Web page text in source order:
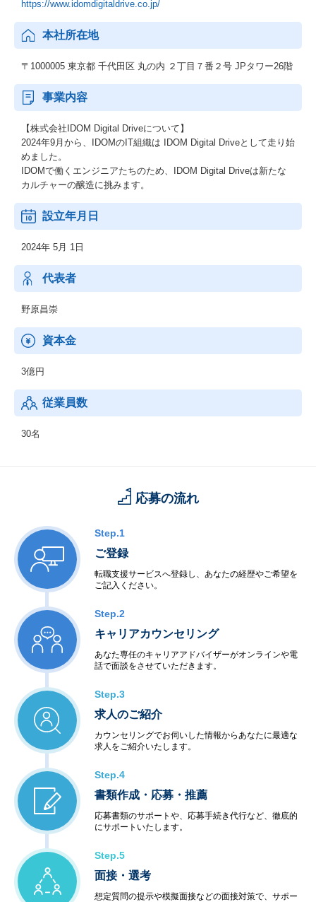
https://www.idomdigitaldrive.co.jp/
本社所在地
〒1000005 東京都 千代田区 丸の内 ２丁目７番２号 JPタワー26階
事業内容
【株式会社IDOM Digital Driveについて】
2024年9月から、IDOMのIT組織は IDOM Digital Driveとして走り始
めました。
IDOMで働くエンジニアたちのため、IDOM Digital Driveは新たな
カルチャーの醸造に挑みます。
設立年月日
2024年 5月 1日
代表者
野原昌崇
資本金
3億円
従業員数
30名
応募の流れ
Step.1
ご登録
転職支援サービスへ登録し、あなたの経歴やご希望を
ご記入ください。
Step.2
キャリアカウンセリング
あなた専任のキャリアアドバイザーがオンラインや電
話で面談をさせていただきます。
Step.3
求人のご紹介
カウンセリングでお伺いした情報からあなたに最適な
求人をご紹介いたします。
Step.4
書類作成・応募・推薦
応募書類のサポートや、応募手続き代行など、徹底的
にサポートいたします。
Step.5
面接・選考
想定質問の提示や模擬面接などの面接対策で、サポー